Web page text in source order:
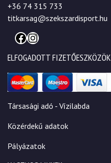
+36 74 315 733
titkarsag@szekszardisport.hu
Facebook
Instagram
ELFOGADOTT FIZETŐESZKÖZÖK
Társasági adó - Vízilabda
Közérdekű adatok
Pályázatok